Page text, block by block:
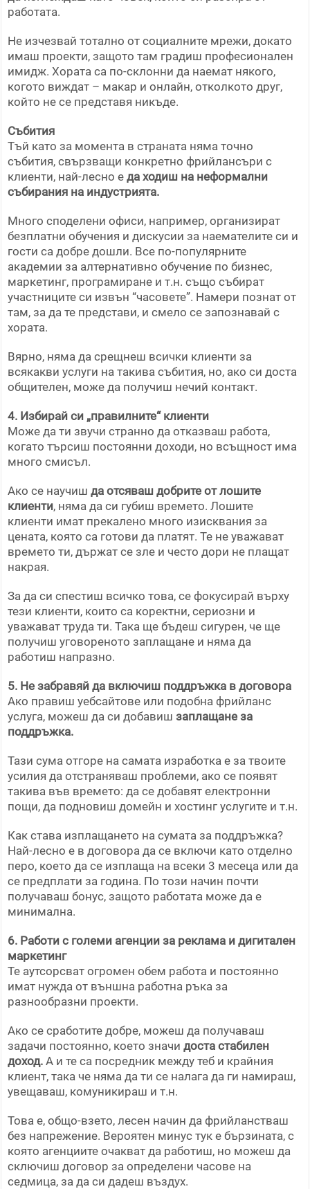
работата.
Не изчезвай тотално от социалните мрежи, докато
имаш проекти, защото там градиш професионален
имидж. Хората са по-склонни да наемат някого,
когото виждат – макар и онлайн, отколкото друг,
който не се представя никъде.
Събития
Тъй като за момента в страната няма точно
събития, свързващи конкретно фрийлансъри с
клиенти, най-лесно еда ходиш на неформални
събирания на индустрията.
Много споделени офиси, например, организират
безплатни обучения и дискусии за наемателите си и
гости са добре дошли. Все по-популярните
академии за алтернативно обучение по бизнес,
маркетинг, програмиране и т.н. също събират
участниците си извън “часовете”. Намери познат от
там, за да те представи, и смело се запознавай с
хората.
Вярно, няма да срещнеш всички клиенти за
всякакви услуги на такива събития, но, ако си доста
общителен, може да получиш нечий контакт.
4. Избирай си „правилните“ клиенти
Може да ти звучи странно да отказваш работа,
когато търсиш постоянни доходи, но всъщност има
много смисъл.
Ако се научишда отсяваш добрите от лошите
клиенти, няма да си губиш времето. Лошите
клиенти имат прекалено много изисквания за
цената, която са готови да платят. Те не уважават
времето ти, държат се зле и често дори не плащат
накрая.
За да си спестиш всичко това, се фокусирай върху
тези клиенти, които са коректни, сериозни и
уважават труда ти. Така ще бъдеш сигурен, че ще
получиш уговореното заплащане и няма да
работиш напразно.
5. Не забравяй да включиш поддръжка в договора
Ако правиш уебсайтове или подобна фрийланс
услуга, можеш да си добавишзаплащане за
поддръжка.
Тази сума отгоре на самата изработка е за твоите
усилия да отстраняваш проблеми, ако се появят
такива във времето: да се добавят електронни
пощи, да подновиш домейн и хостинг услугите и т.н.
Как става изплащането на сумата за поддръжка?
Най-лесно е в договора да се включи като отделно
перо, което да се изплаща на всеки 3 месеца или да
се предплати за година. По този начин почти
получаваш бонус, защото работата може да е
минимална.
6. Работи с големи агенции за реклама и дигитален
маркетинг
Те аутсорсват огромен обем работа и постоянно
имат нужда от външна работна ръка за
разнообразни проекти.
Ако се сработите добре, можеш да получаваш
задачи постоянно, което значидоста стабилен
доход. А и те са посредник между теб и крайния
клиент, така че няма да ти се налага да ги намираш,
увещаваш, комуникираш и т.н.
Това е, общо-взето, лесен начин да фрийланстваш
без напрежение. Вероятен минус тук е бързината, с
която агенциите очакват да работиш, но можеш да
сключиш договор за определени часове на
седмица, за да си дадеш въздух.